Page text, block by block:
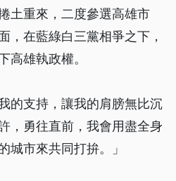
土重來，二度參選高雄市
，在藍綠白三黨相爭之下，
高雄執政權。
的支持，讓我的肩膀無比沉
，勇往直前，我會用盡全身
城市來共同打拚。」